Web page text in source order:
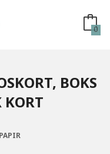
0
BOKS
KORT